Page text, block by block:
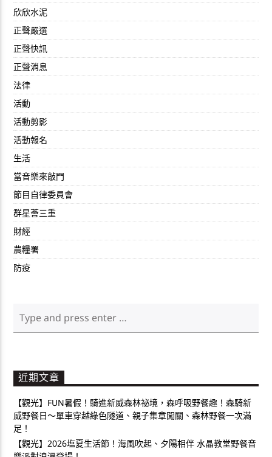
欣欣水泥
正聲嚴選
正聲快訊
正聲消息
法律
活動
活動剪影
活動報名
生活
當音樂來敲門
節目自律委員會
群星薈三重
財經
農糧署
防疫
近期文章
【觀光】FUN暑假！騎進新威森林祕境，森呼吸野餐趣！森騎新
威野餐日～單車穿越綠色隧道、親子集章闖關、森林野餐一次滿
足！
【觀光】2026塩夏生活節！海風吹起、夕陽相伴 水晶教堂野餐音